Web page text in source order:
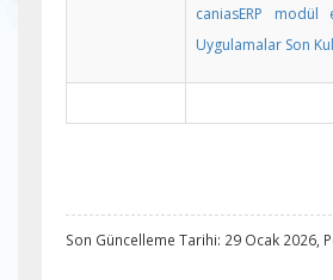
caniasERP
Uygulamalar Son
Son Güncelleme Tarihi: 29 Ocak 2026,